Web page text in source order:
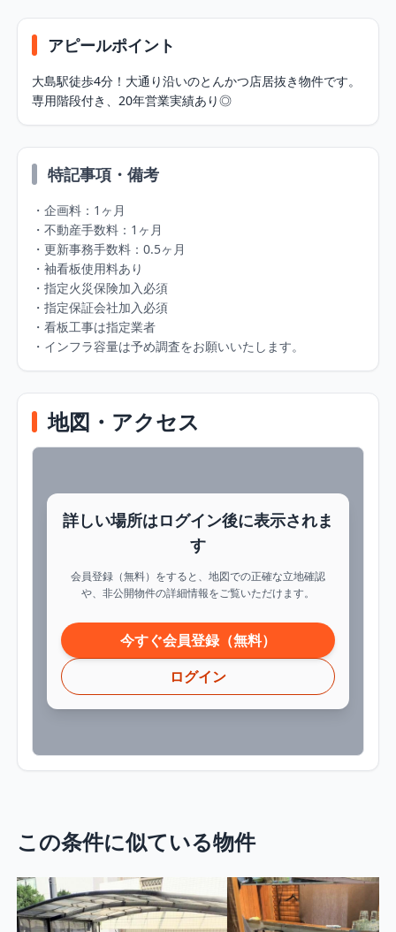
アピールポイント
大島駅徒歩4分！大通り沿いのとんかつ店居抜き物件です。
専用階段付き、20年営業実績あり◎
特記事項・備考
・企画料：1ヶ月
・不動産手数料：1ヶ月
・更新事務手数料：0.5ヶ月
・袖看板使用料あり
・指定火災保険加入必須
・指定保証会社加入必須
・看板工事は指定業者
・インフラ容量は予め調査をお願いいたします。
地図・アクセス
詳しい場所はログイン後に表示されま
す
会員登録（無料）をすると、地図での正確な立地確認
や、非公開物件の詳細情報をご覧いただけます。
今すぐ会員登録（無料）
ログイン
この条件に似ている物件